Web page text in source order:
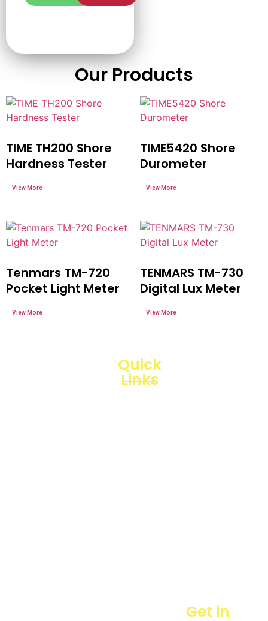
Our Products
TIME TH200 Shore
Hardness Tester
TIME5420 Shore
Durometer
Tenmars TM-720
Pocket Light Meter
TENMARS TM-730
Digital Lux Meter
Quick
Links
Get in